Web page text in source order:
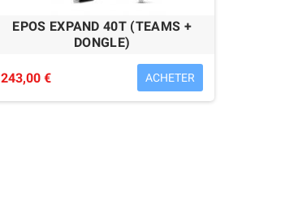
EPOS EXPAND 40T (TEAMS +
DONGLE)
243,00 € ACHETER